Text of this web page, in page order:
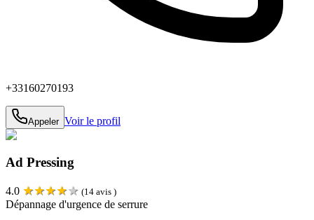
+33160270193
Appeler Voir le profil
Ad Pressing
4.0 ★★★★★ (14 avis )
Dépannage d'urgence de serrure